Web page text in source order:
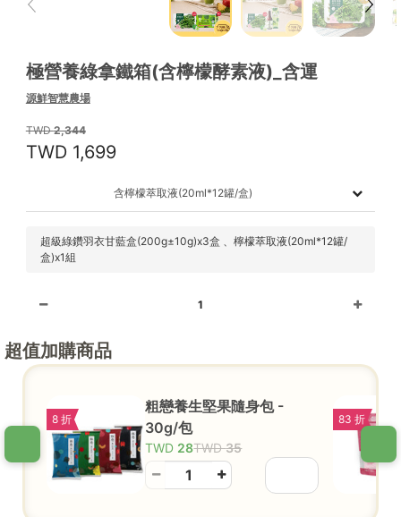
極營養綠拿鐵箱(含檸檬酵素液)_含運
源鮮智慧農場
2,344
1,699
含檸檬萃取液(20ml*12罐/盒)
超級綠鑽羽衣甘藍盒(200g±10g)x3盒 、檸檬萃取液(20ml*12罐/
盒)x1組
1
超值加購商品
8 折
粗戀養生堅果隨身包 -
30g/包
28 35
83 折